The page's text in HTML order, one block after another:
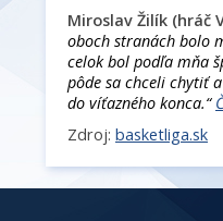
Miroslav Žilík (hráč
oboch stranách bolo
celok bol podľa mňa
pôde sa chceli chytiť
do víťazného konca.“
Zdroj: basketliga.sk